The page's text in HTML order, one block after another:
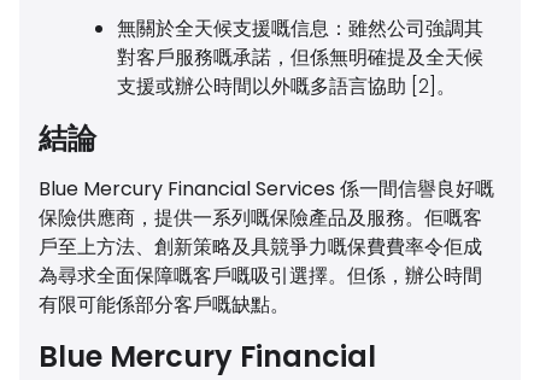
無關於全天候支援嘅信息： 雖然公司強調其
對客戶服務嘅承諾，但係無明確提及全天候
支援或辦公時間以外嘅多語言協助 [2]。
結論
Blue Mercury Financial Services 係一間信譽良好嘅
保險供應商，提供一系列嘅保險產品及服務。佢嘅客
戶至上方法、創新策略及具競爭力嘅保費費率令佢成
為尋求全面保障嘅客戶嘅吸引選擇。但係，辦公時間
有限可能係部分客戶嘅缺點。
Blue Mercury Financial